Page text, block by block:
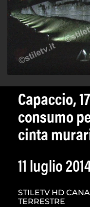
Capaccio,
consumo
cinta
11 luglio
STILETV HD
TERRESTRE